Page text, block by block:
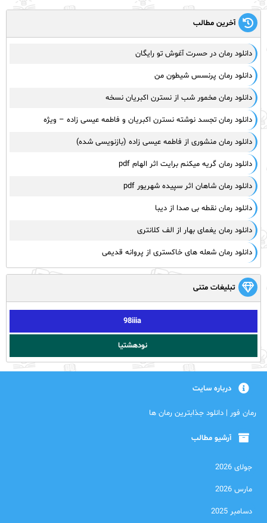
آخرین مطالب
دانلود رمان در حسرت آغوش تو رایگان
دانلود رمان پرنسس شیطون من
دانلود رمان مخمور شب از نسترن اکبریان نسخه
دانلود رمان تجسد نوشته نسترن اکبریان و فاطمه عیسی زاده – ویژه
دانلود رمان منشوری از فاطمه عیسی زاده (بازنویسی شده)
دانلود رمان گریه میکنم برایت اثر الهام pdf
دانلود رمان شاهان اثر سپیده شهریور pdf
دانلود رمان نقطه بی صدا از دیبا
دانلود رمان یغمای بهار از الف کلانتری
دانلود رمان شعله های خاکستری از پروانه قدیمی
تبلیغات متنی
98iiia
نودهشتیا
درباره سایت
رمان فور | دانلود جذابترین رمان ها
آرشیو مطالب
جولای 2026
مارس 2026
دسامبر 2025